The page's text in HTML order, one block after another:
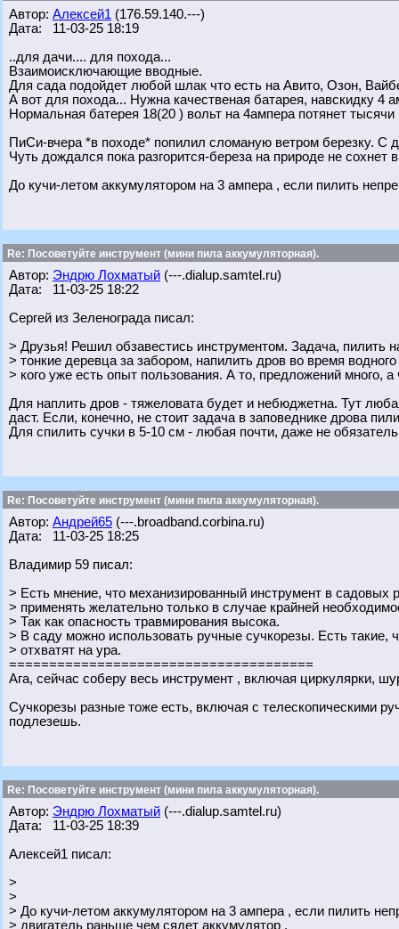
Автор: Алексей1 (176.59.140.---)
Дата: 11-03-25 18:19
..для дачи.... для похода...
Взаимоисключающие вводные.
Для сада подойдет любой шлак что есть на Авито, Озон,
А вот для похода... Нужна качественая батарея, навскидку 4
Нормальная батерея 18(20 ) вольт на 4ампера потянет
ПиСи-вчера *в походе* попилил сломаную ветром березку. С
Чуть дождался пока разгорится-береза на природе не сохнет
До кучи-летом аккумулятором на 3 ампера , если пилить
Re: Посоветуйте инструмент (мини пила аккумуляторная).
Автор: Эндрю Лохматый (---.dialup.samtel.ru)
Дата: 11-03-25 18:22
Сергей из Зеленограда писал:
> Друзья! Решил обзавестись инструментом. Задача, пилить
> тонкие деревца за забором, напилить дров во время
> кого уже есть опыт пользования. А то, предложений много,
Для наплить дров - тяжеловата будет и небюджетна. Тут
даст. Если, конечно, не стоит задача в заповеднике дрова
Для спилить сучки в 5-10 см - любая почти, даже не
Re: Посоветуйте инструмент (мини пила аккумуляторная).
Автор: Андрей65 (---.broadband.corbina.ru)
Дата: 11-03-25 18:25
Владимир 59 писал:
> Есть мнение, что механизированный инструмент в садовых
> применять желательно только в случае крайней
> Так как опасность травмирования высока.
> В саду можно использовать ручные сучкорезы. Есть такие,
> отхватят на ура.
======================================
Ага, сейчас соберу весь инструмент , включая циркулярки,
Сучкорезы разные тоже есть, включая с телескопическими
подлезешь.
Re: Посоветуйте инструмент (мини пила аккумуляторная).
Автор: Эндрю Лохматый (---.dialup.samtel.ru)
Дата: 11-03-25 18:39
Алексей1 писал:
>
>
> До кучи-летом аккумулятором на 3 ампера , если пилить
> двигатель раньше чем сядет аккумулятор .